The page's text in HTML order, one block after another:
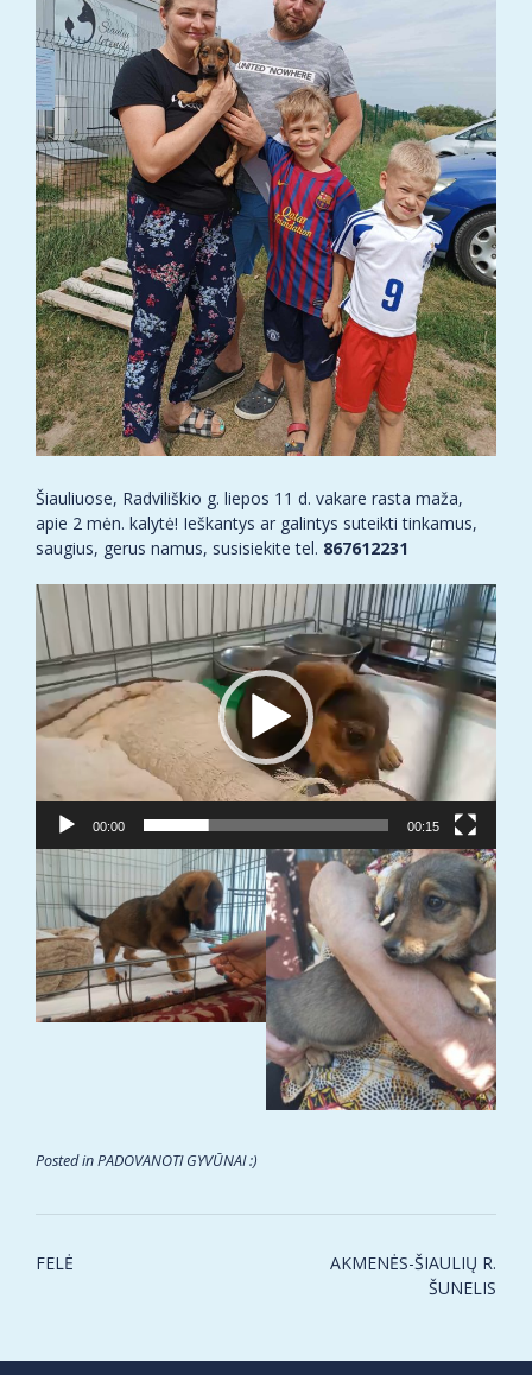
Šiauliuose, Radviliškio g. liepos 11 d. vakare rasta maža,
apie 2 mėn. kalytė! Ieškantys ar galintys suteikti tinkamus,
saugius, gerus namus, susisiekite tel. 867612231
Video
grotuvas
00:00 00:15
Posted inPADOVANOTI GYVŪNAI :)
Post
FELĖ
AKMENĖS-ŠIAULIŲ R.
ŠUNELIS